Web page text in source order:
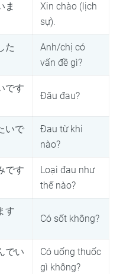
ま
Xin chào (lịch
sự).
た
Anh/chị có
vấn đề gì?
です
Đâu đau?
いで
Đau từ khi
nào?
です
Loại đau như
thế nào?
す
Có sốt không?
でい
Có uống thuốc
gì không?